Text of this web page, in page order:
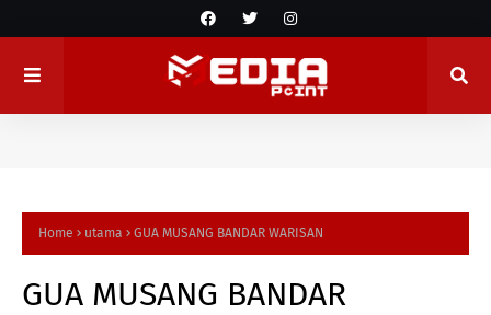
Home utama GUA MUSANG BANDAR WARISAN
GUA MUSANG BANDAR